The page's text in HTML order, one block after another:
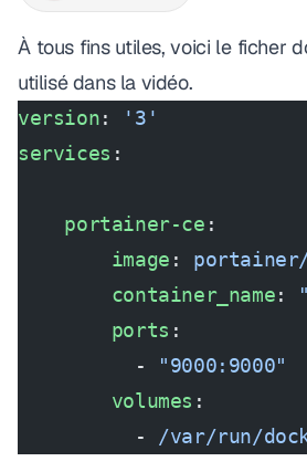
À tous fins utiles, voici le ficher
utilisé dans la vidéo.
version:
'3'
services :
    portainer-ce
:
        image
:
        container_name
:
        ports
:
          -
"9000:9000"
        volumes
:
          -
/var/run/